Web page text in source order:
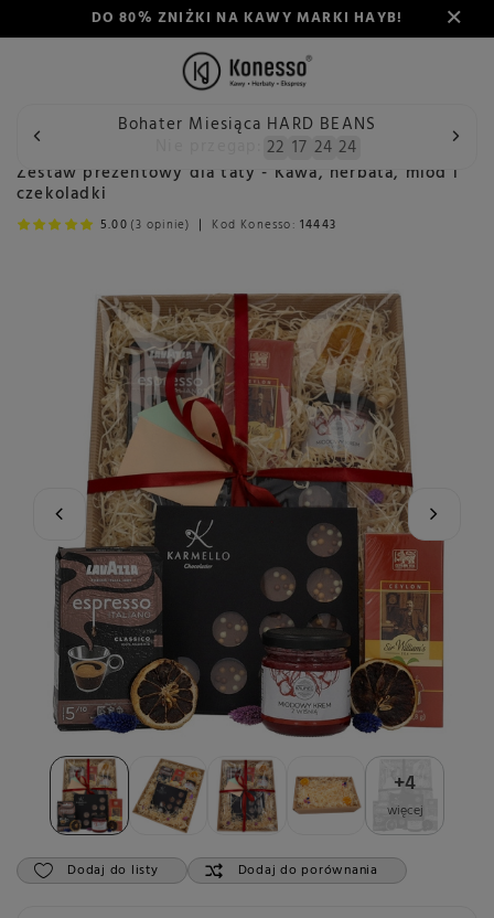
DO 80% ZNIŻKI NA KAWY MARKI HAYB!
Bohater Miesiąca HARD BEANS
22 17 24 24
Wstecz Konesso Zestawy prezentowe
+4
więcej
Zestaw prezentowy dla taty - Kawa, herbata, miód i
czekoladki
5.00 (3 opinie) Kod Konesso: 14443
Dodaj do listy Dodaj do porównania